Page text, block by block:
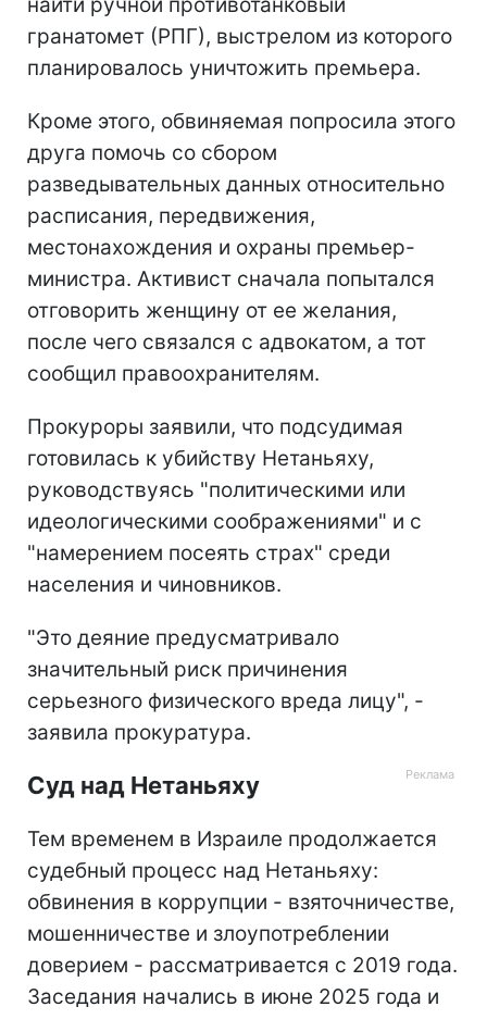
гранатомет (РПГ), выстрелом из которого
планировалось уничтожить премьера.
Кроме этого, обвиняемая попросила этого
друга помочь со сбором
разведывательных данных относительно
расписания, передвижения,
местонахождения и охраны премьер-
министра. Активист сначала попытался
отговорить женщину от ее желания,
после чего связался с адвокатом, а тот
сообщил правоохранителям.
Прокуроры заявили, что подсудимая
готовилась к убийству Нетаньяху,
руководствуясь "политическими или
идеологическими соображениями" и с
"намерением посеять страх" среди
населения и чиновников.
"Это деяние предусматривало
значительный риск причинения
серьезного физического вреда лицу", -
заявила прокуратура.
Суд над Нетаньяху
Тем временем в Израиле продолжается
судебный процесс над Нетаньяху:
обвинения в коррупции - взяточничестве,
мошенничестве и злоупотреблении
доверием - рассматривается с 2019 года.
Заседания начались в июне 2025 года и